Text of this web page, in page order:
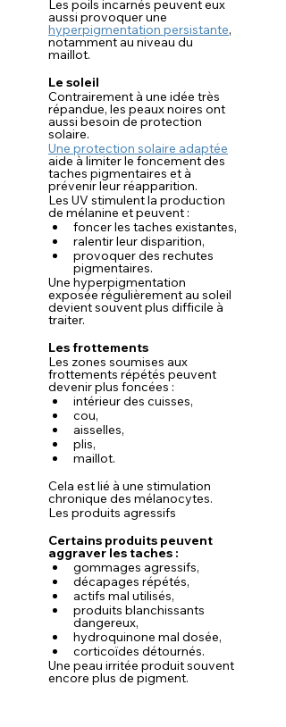
Les poils incarnés peuvent eux
aussi provoquer une
hyperpigmentation persistante,
notamment au niveau du
maillot.
Le soleil
Contrairement à une idée très
répandue, les peaux noires ont
aussi besoin de protection
solaire.
Une protection solaire adaptée
aide à limiter le foncement des
taches pigmentaires et à
prévenir leur réapparition.
Les UV stimulent la production
de mélanine et peuvent :
foncer les taches existantes,
ralentir leur disparition,
provoquer des rechutes
pigmentaires.
Une hyperpigmentation
exposée régulièrement au soleil
devient souvent plus difficile à
traiter.
Les frottements
Les zones soumises aux
frottements répétés peuvent
devenir plus foncées :
intérieur des cuisses,
cou,
aisselles,
plis,
maillot.
Cela est lié à une stimulation
chronique des mélanocytes.
Les produits agressifs
Certains produits peuvent
aggraver les taches :
gommages agressifs,
décapages répétés,
actifs mal utilisés,
produits blanchissants
dangereux,
hydroquinone mal dosée,
corticoïdes détournés.
Une peau irritée produit souvent
encore plus de pigment.